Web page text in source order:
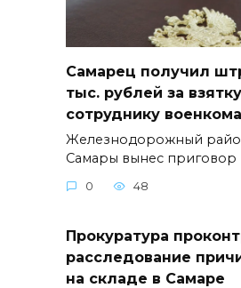
Самарец получил
тыс. рублей за взятку
сотруднику
Железнодорожный
Самары вынес приговор
0 48
Прокуратура
расследование
на складе в Самаре